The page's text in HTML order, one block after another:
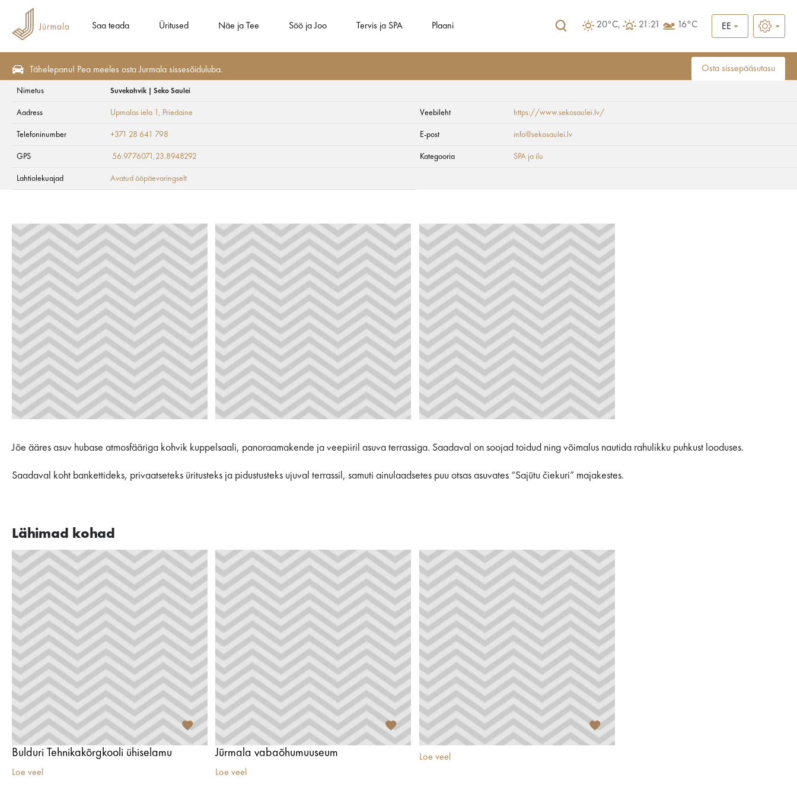
Saa teada Üritused Näe ja Tee Söö ja Joo Tervis ja SPA Plaani 20°C, 21:21 16°C EE
Tähelepanu! Pea meeles osta Jurmala sissesõiduluba. Osta sissepääsutasu
Suvekohvik | Seko Saulei
Nimetus Suvekohvik | Seko Saulei
Aadress Upmalas iela 1 , Priedaine Veebileht https://www.sekosaulei.lv/
Telefoninumber +371 28 641 798 E-post info@sekosaulei.lv
GPS 56.9776071,23.8948292 Kategooria SPA ja ilu
Lahtiolekuajad Avatud ööpäevaringselt
Jõe ääres asuv hubase atmosfääriga kohvik kuppelsaali, panoraamakende ja veepiiril asuva terrassiga. Saadaval on soojad toidud ning võimalus nautida rahulikku puhkust looduses.
Saadaval koht bankettideks, privaatseteks üritusteks ja pidustusteks ujuval terrassil, samuti ainulaadsetes puu otsas asuvates “Sajūtu čiekuri” majakestes.
Lähimad kohad
Bulduri Tehnikakõrgkooli ühiselamu
Loe veel
Jūrmala vabaõhumuuseum
Loe veel
Loe veel